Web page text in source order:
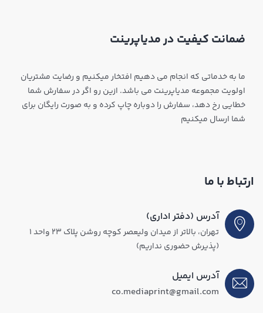
ضمانت کیفیت در مدیاپرینت
ما به خدماتی که انجام می دهیم افتخار میکنیم و رضایت مشتریان
اولویت مجموعه مدیاپرینت می باشد. ازین رو اگر در سفارش شما
خطایی رخ دهد، سفارش را دوباره چاپ کرده و به صورت رایگان برای
شما ارسال میکنیم
ارتباط با ما
آدرس (دفتر اداری)
تهران، بالاتر از میدان ولیعصر کوچه روشن پلاک ۲۳ واحد ۱
(پذیرش حضوری نداریم)
آدرس ایمیل
co.mediaprint@gmail.com